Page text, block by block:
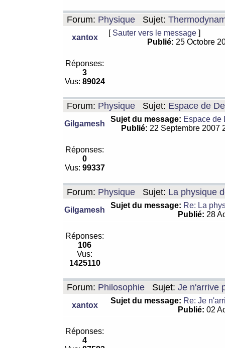
Forum: Physique Sujet:
xantox
[ Sauter vers le message ]
Publié: 25 Octobre
Réponses:
3
Vus: 89024
Forum: Physique Sujet: Espace de
Gilgamesh
Sujet du message: Espace de
Publié: 22 Septembre 2007
Réponses:
0
Vus: 99337
Forum: Physique Sujet: La physique
Gilgamesh
Sujet du message: Re: La
Publié: 28
Réponses:
106
Vus:
1425110
Forum: Philosophie Sujet: Je n'arrive
xantox
Sujet du message: Re: Je
Publié: 02
Réponses:
4